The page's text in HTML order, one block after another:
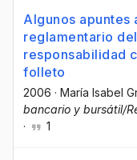
Algunos apuntes
reglamentario
responsabilidad
folleto
2006 · María Isabel
bancario y bursátil/
·
1